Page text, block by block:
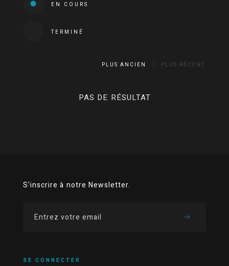
EN COURS
TERMINÉ
PLUS ANCIEN PLUS RÉCENT
PAS DE RÉSULTAT
S'inscrire à notre Newsletter.
SE CONNECTER